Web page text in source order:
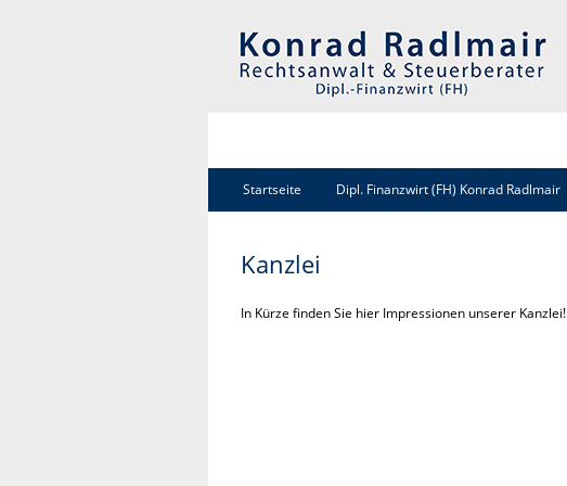
Startseite Dipl. Finanzwirt (FH) Konrad Radlmair
Kanzlei
In Kürze finden Sie hier Impressionen unserer Kanzlei!